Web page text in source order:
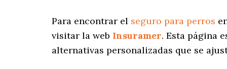
Para encontrar el seguro para perros
visitar la web Insuramer. Esta página
alternativas personalizadas que se